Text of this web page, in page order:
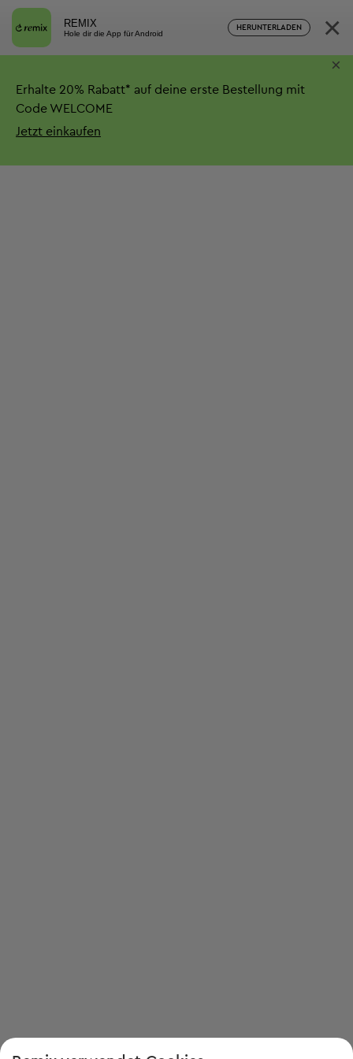
REMIX
Hole dir die App für Android
HERUNTERLADEN ×
Erhalte 20% Rabatt* auf deine erste Bestellung mit
Code WELCOME
Jetzt einkaufen
×